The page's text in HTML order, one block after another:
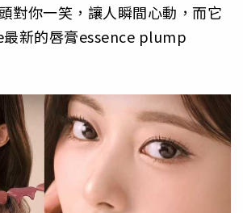
對你一笑，讓人瞬間心動，而它
最新的唇膏essence plump